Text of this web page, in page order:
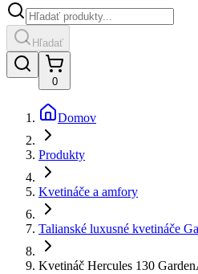
Hľadať
0
Domov
Produkty
Kvetináče a amfory
Talianské luxusné kvetináče
Kvetináč Hercules 130